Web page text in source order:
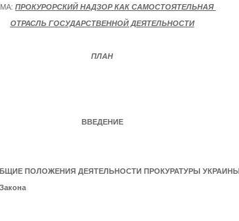
ПРОКУРОРСКИЙ НАДЗОР КАК САМОСТОЯТЕЛЬНАЯ
ОТРАСЛЬ ГОСУДАРСТВЕННОЙ ДЕЯТЕЛЬНОСТИ
ПЛАН
ВВЕДЕНИЕ
ПОЛОЖЕНИЯ ДЕЯТЕЛЬНОСТИ ПРОКУРАТУРЫ УКРАИНЫ